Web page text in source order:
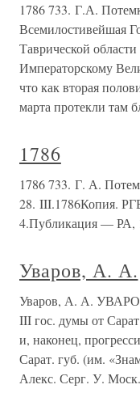
1786 733. Г.А.
Всемилостивейшая
Таврической
Императорскому
что как вторая
марта протекли там
1786
1786 733. Г. А.
28. III.1786Копия.
4.Публикация — РА,
Уваров, А. А.
Уваров, А. А.
III гос. думы от
и, наконец,
Сарат. губ. (им.
Алекс. Серг. У.